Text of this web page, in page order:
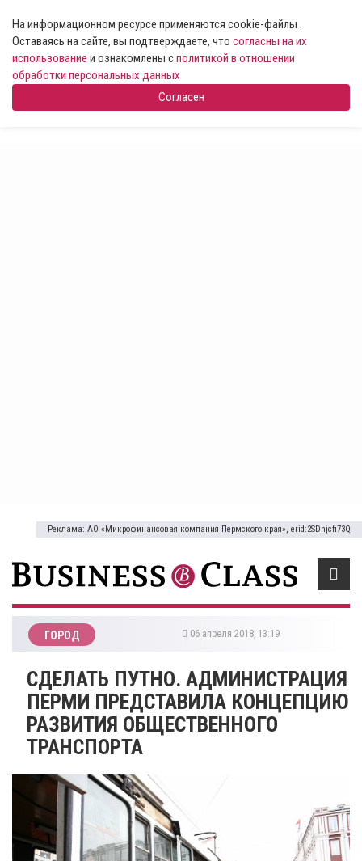
На информационном ресурсе применяются cookie-файлы .
Оставаясь на сайте, вы подтверждаете, что согласны на их
использование и ознакомлены сполитикой в отношении
обработки персональных данных
Согласен
Реклама: АО «Микрофинансовая компания Пермского края», erid:2SDnjcfi73Q
ГОРОД 06 апреля 2018, 13:19
СДЕЛАТЬ ПУТНО. АДМИНИСТРАЦИЯ
ПЕРМИ ПРЕДСТАВИЛА КОНЦЕПЦИЮ
РАЗВИТИЯ ОБЩЕСТВЕННОГО
ТРАНСПОРТА